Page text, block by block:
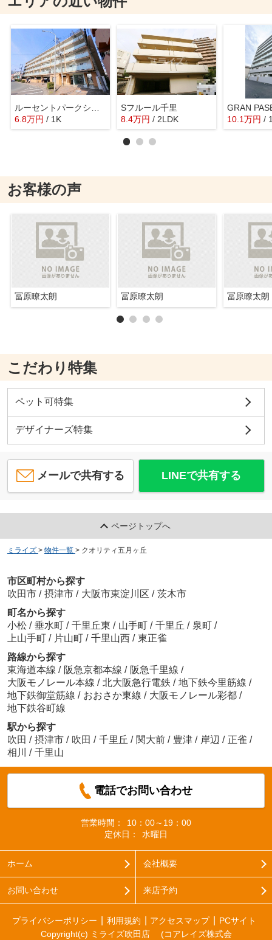
6.8万円 / 1K
Sフルール千里
8.4万円 / 2LDK
GRAN
10.1万円 /
お客様の声
冨原瞭太朗 冨原瞭太朗 冨原瞭太朗
こだわり特集
ペット可特集
デザイナーズ特集
メールで共有する LINEで共有する
ページトップへ
ミライズ > 物件一覧 > クオリティ五月ヶ丘
市区町村から探す
吹田市 / 摂津市 / 大阪市東淀川区 / 茨木市
町名から探す
小松 / 垂水町 / 千里丘東 / 山手町 / 千里丘 / 泉町 /
上山手町 / 片山町 / 千里山西 / 東正雀
路線から探す
東海道本線 / 阪急京都本線 / 阪急千里線 /
大阪モノレール本線 / 北大阪急行電鉄 / 地下鉄今里筋線 /
地下鉄御堂筋線 / おおさか東線 / 大阪モノレール彩都 /
地下鉄谷町線
駅から探す
吹田 / 摂津市 / 吹田 / 千里丘 / 関大前 / 豊津 / 岸辺 / 正雀 /
相川
/ 千里山
電話でお問い合わせ
営業時間：
10：00～19：00
定休日：
水曜日
ホーム 会社概要
お問い合わせ 来店予約
プライバシーポリシー 利用規約 アクセスマップ
PCサイト
Copyright(c) ミライズ吹田店 (コアレイズ株式会